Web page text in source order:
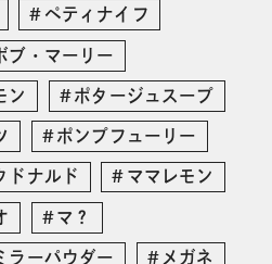
ペティナイフ
ブ・マーリー
ン ポタージュスープ
ポンプフューリー
ドナルド ママレモン
マ？
ラーパウダー メガネ